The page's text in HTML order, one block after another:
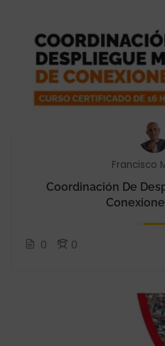
Francisco
Coordinación De
0 0